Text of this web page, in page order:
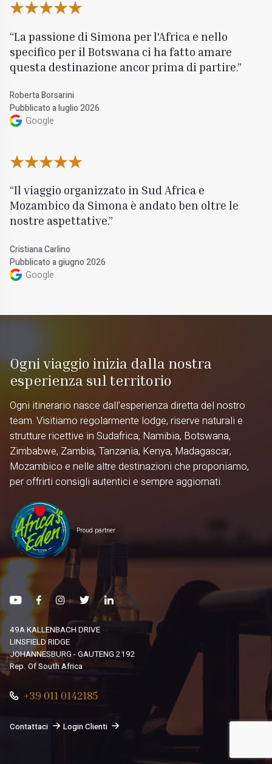
La passione di Simona per l'Africa e nello
specifico per il Botswana ci ha fatto amare
questa destinazione ancor prima di partire.
Roberta Borsarini
Pubblicato a luglio 2026
Google
Il viaggio organizzato in Sud Africa e
Mozambico da Simona è andato ben oltre le
nostre aspettative.
Cristiana Carlino
Pubblicato a giugno 2026
Google
Ogni viaggio inizia dalla nostra
esperienza sul territorio
Ogni itinerario nasce dall'esperienza diretta del nostro
team. Visitiamo regolarmente lodge, riserve naturali e
strutture ricettive in Sudafrica, Namibia, Botswana,
Zimbabwe, Zambia, Tanzania, Kenya, Madagascar,
Mozambico e nelle altre destinazioni che proponiamo,
per offrirti consigli autentici e sempre aggiornati.
Proud partner
49A KALLENBACH DRIVE
LINSFIELD RIDGE
JOHANNESBURG - GAUTENG 2192
Rep. Of South Africa
+39 011 0142185
Contattaci Login Clienti